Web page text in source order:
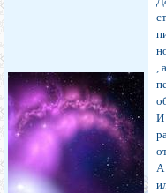
,
И
А